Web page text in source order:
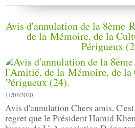
Avis d'annulation de la 8ème
de la Mémoire, de la
Périgueux
11/04/2020
Avis d'annulation Chers amis,
regret que le Président Hamid